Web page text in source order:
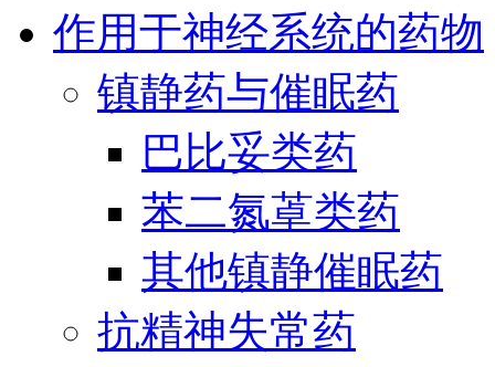
作用于神经系统的药物
镇静药与催眠药
巴比妥类药
苯二氮䓬类药
其他镇静催眠药
抗精神失常药